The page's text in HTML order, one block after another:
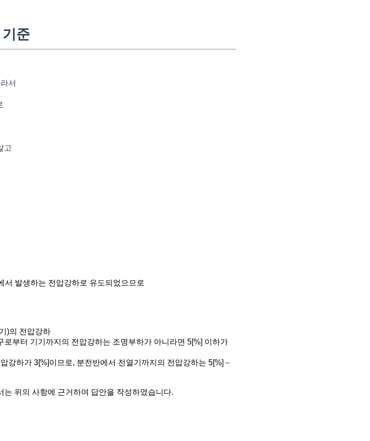
준
서
고
발생하는 전압강하로 유도되었으므로
)의 전압강하
부터 기기까지의 전압강하는 조명부하가 아니라면 5[%] 이하가
강하가 3[%]이므로, 분전반에서 전열기까지의 전압강하는 5[%]－
위의 사항에 근거하여 답안을 작성하였습니다.